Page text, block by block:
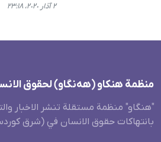
٢ آذار ٢٠٢٠، ٢٣:١٨
منظمة هنکاو (هەنگاو) لحقوق
"هنگاو" منظمة مستقلة تنشر الاخبار
بانتهاكات حقوق الانسان في (شرق